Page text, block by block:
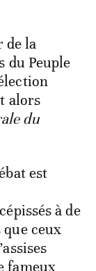
de la
du Peuple
alors
du
est
à de
ceux
fameux